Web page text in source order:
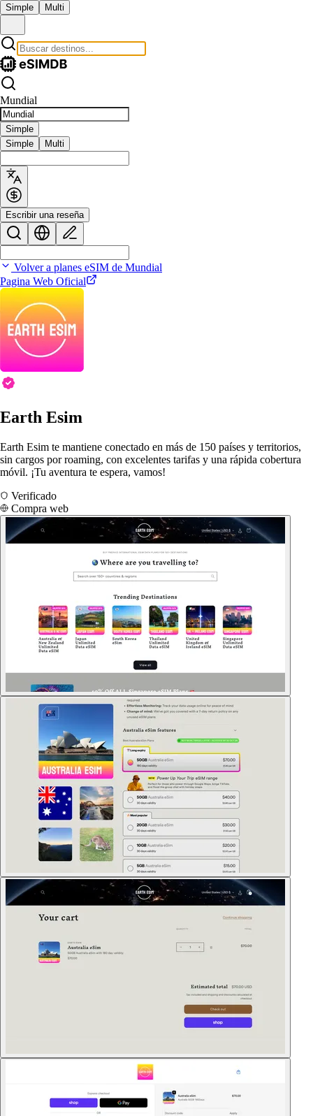
Simple Multi
Mundial
Simple
Simple
Multi
Escribir una reseña
Volver a planes eSIM de Mundial
Pagina Web Oficial
Earth Esim
Earth Esim te mantiene conectado en más de 150 países y territorios,
sin cargos por roaming, con excelentes tarifas y una rápida cobertura
móvil. ¡Tu aventura te espera, vamos!
Verificado
Compra web